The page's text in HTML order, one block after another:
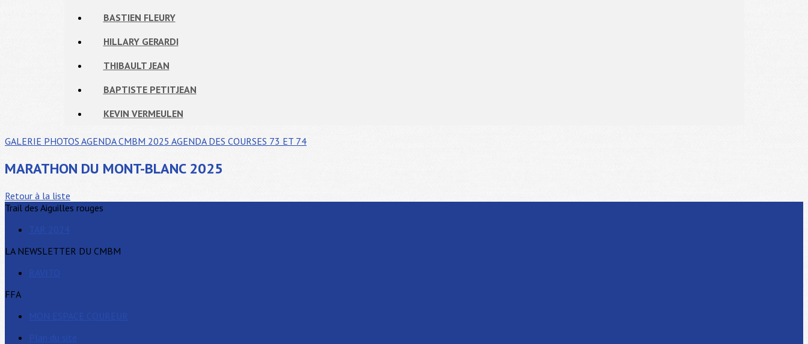
BASTIEN FLEURY
HILLARY GERARDI
THIBAULT JEAN
BAPTISTE PETITJEAN
KEVIN VERMEULEN
GALERIE PHOTOS AGENDA CMBM 2025 AGENDA DES COURSES 73 ET 74
MARATHON DU MONT-BLANC 2025
Retour à la liste
Trail des Aiguilles rouges
TAR 2024
LA NEWSLETTER DU CMBM
RAVITO
FFA
MON ESPACE COUREUR
Plan du site